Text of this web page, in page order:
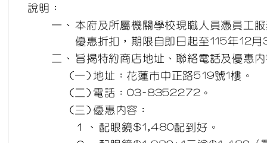
說明：
一、 本府及所屬機關學校現職人員憑員工
優惠折扣，期限自即日起至115年12月
二、
旨揭特約商店地址、聯絡電話及優惠
(一) 地址：花蓮市中正路519號1樓。
(二) 電話：03-8352272。
(三) 優惠內容：
１、 配眼鏡$1,480配到好。